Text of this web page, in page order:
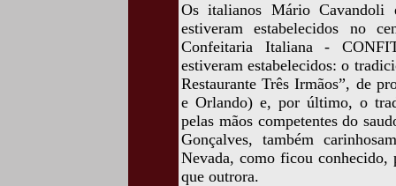
Os italianos Mário Cavandoli
estiveram estabelecidos no
Confeitaria Italiana -
estiveram estabelecidos: o
Restaurante Três Irmãos”, de
e Orlando) e, por último, o
pelas mãos competentes do
Gonçalves, também
Nevada, como ficou conhecido,
que outrora.